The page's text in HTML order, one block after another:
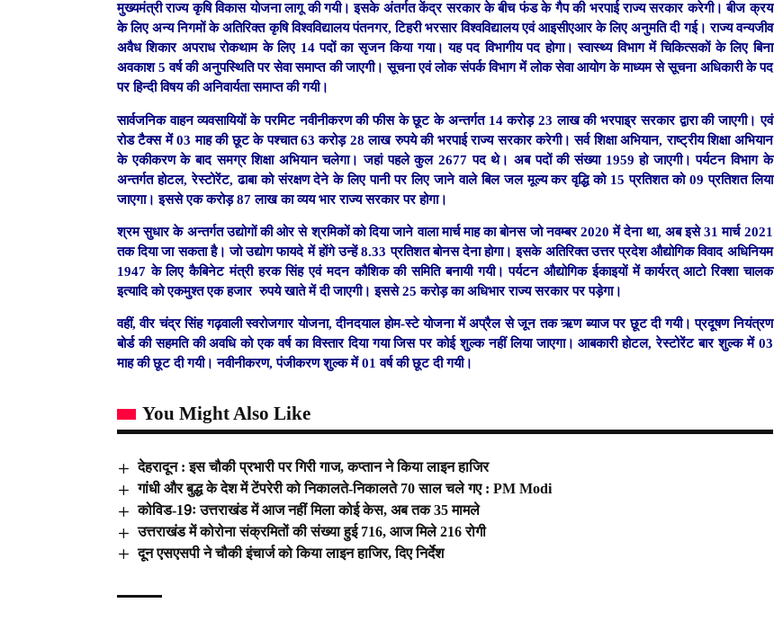
मुख्यमंत्री राज्य कृषि विकास योजना लागू की गयी। इसके अंतर्गत केंद्र सरकार के बीच फंड के गैप की भरपाई राज्य सरकार करेगी। बीज क्रय
के लिए अन्य निगमों के अतिरिक्त कृषि विश्वविद्यालय पंतनगर, टिहरी भरसार विश्वविद्यालय एवं आइसीएआर के लिए अनुमति दी गई। राज्य वन्यजीव
अवैध शिकार अपराध रोकथाम के लिए 14 पदों का सृजन किया गया। यह पद विभागीय पद होगा। स्वास्थ्य विभाग में चिकित्सकों के लिए बिना
अवकाश 5 वर्ष की अनुपस्थिति पर सेवा समाप्त की जाएगी। सूचना एवं लोक संपर्क विभाग में लोक सेवा आयोग के माध्यम से सूचना अधिकारी के पद
पर हिन्दी विषय की अनिवार्यता समाप्त की गयी।
सार्वजनिक वाहन व्यवसायियों के परमिट नवीनीकरण की फीस के छूट के अन्तर्गत 14 करोड़ 23 लाख की भरपाइ्र सरकार द्वारा की जाएगी। एवं
रोड टैक्स में 03 माह की छूट के पश्चात 63 करोड़ 28 लाख रुपये की भरपाई राज्य सरकार करेगी। सर्व शिक्षा अभियान, राष्ट्रीय शिक्षा अभियान
के एकीकरण के बाद समग्र शिक्षा अभियान चलेगा। जहां पहले कुल 2677 पद थे। अब पदों की संख्या 1959 हो जाएगी। पर्यटन विभाग के
अन्तर्गत होटल, रेस्टोरेंट, ढाबा को संरक्षण देने के लिए पानी पर लिए जाने वाले बिल जल मूल्य कर वृद्धि को 15 प्रतिशत को 09 प्रतिशत लिया
जाएगा। इससे एक करोड़ 87 लाख का व्यय भार राज्य सरकार पर होगा।
श्रम सुधार के अन्तर्गत उद्योगों की ओर से श्रमिकों को दिया जाने वाला मार्च माह का बोनस जो नवम्बर 2020 में देना था, अब इसे 31 मार्च 2021
तक दिया जा सकता है। जो उद्योग फायदे में होंगे उन्हें 8.33 प्रतिशत बोनस देना होगा। इसके अतिरिक्त उत्तर प्रदेश औद्योगिक विवाद अधिनियम
1947 के लिए कैबिनेट मंत्री हरक सिंह एवं मदन कौशिक की समिति बनायी गयी। पर्यटन औद्योगिक ईकाइयों में कार्यरत् आटो रिक्शा चालक
इत्यादि को एकमुश्त एक हजार रुपये खाते में दी जाएगी। इससे 25 करोड़ का अधिभार राज्य सरकार पर पड़ेगा।
वहीं, वीर चंद्र सिंह गढ़वाली स्वरोजगार योजना, दीनदयाल होम-स्टे योजना में अप्रैल से जून तक ऋण ब्याज पर छूट दी गयी। प्रदूषण नियंत्रण
बोर्ड की सहमति की अवधि को एक वर्ष का विस्तार दिया गया जिस पर कोई शुल्क नहीं लिया जाएगा। आबकारी होटल, रेस्टोरेंट बार शुल्क में 03
माह की छूट दी गयी। नवीनीकरण, पंजीकरण शुल्क में 01 वर्ष की छूट दी गयी।
You Might Also Like
देहरादून : इस चौकी प्रभारी पर गिरी गाज, कप्तान ने किया लाइन हाजिर
गांधी और बुद्ध के देश में टेंपरेरी को निकालते-निकालते 70 साल चले गए : PM Modi
कोविड-19ः उत्तराखंड में आज नहीं मिला कोई केस, अब तक 35 मामले
उत्तराखंड में कोरोना संक्रमितों की संख्या हुई 716, आज मिले 216 रोगी
दून एसएसपी ने चौकी इंचार्ज को किया लाइन हाजिर, दिए निर्देश